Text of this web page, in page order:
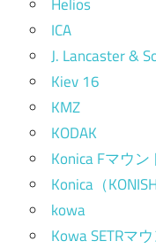
ICA
J. Lancaster &
Kiev 16
KMZ
KODAK
Konica Fマウン
Konica（
kowa
Kowa SETRマ